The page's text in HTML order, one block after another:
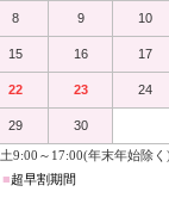
8 9 10
15 16 17
22 23 24
29 30
土9:00 ～ 17:00(年末年始除
■超早割期間